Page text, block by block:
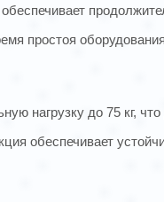
простоя
нагрузку до 75 кг,
обеспечивает